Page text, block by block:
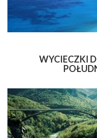
WYCIECZKI